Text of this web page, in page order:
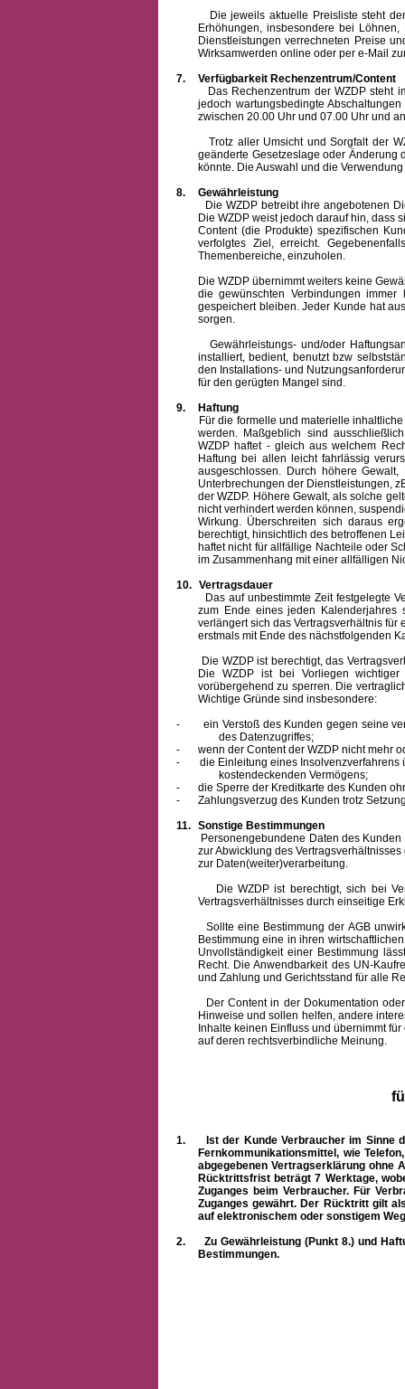
Die jeweils aktuelle Preisliste steht dem
Erhöhungen, insbesondere bei
Dienstleistungen verrechneten Preise
Wirksamwerden online oder per e-Mail
7.
Verfügbarkeit Rechenzentrum/Content
Das Rechenzentrum der WZDP steht im
jedoch wartungsbedingte
zwischen 20.00 Uhr und 07.00 Uhr und
Trotz aller Umsicht und Sorgfalt der
geänderte Gesetzeslage oder Änderung
könnte. Die Auswahl und die
8.
Gewährleistung
Die WZDP betreibt ihre angebotenen
Die WZDP weist jedoch darauf hin, dass
Content (die Produkte) spezifischen
verfolgtes Ziel, erreicht.
Themenbereiche, einzuholen.
Die WZDP übernimmt weiters keine
die gewünschten Verbindungen
gespeichert bleiben. Jeder Kunde hat
sorgen.
Gewährleistungs- und/oder
installiert, bedient, benutzt bzw
den Installations- und
für den gerügten Mangel sind.
9.
Haftung
Für die formelle und materielle
werden. Maßgeblich sind
WZDP haftet - gleich aus welchem
Haftung bei allen leicht fahrlässig
ausgeschlossen. Durch höhere
Unterbrechungen der Dienstleistungen,
der WZDP. Höhere Gewalt, als solche
nicht verhindert werden können,
Wirkung. Überschreiten sich daraus
berechtigt, hinsichtlich des betroffenen
haftet nicht für allfällige Nachteile oder
im Zusammenhang mit einer allfälligen
10. Vertragsdauer
Das auf unbestimmte Zeit festgelegte
zum Ende eines jeden Kalenderjahres
verlängert sich das Vertragsverhältnis
erstmals mit Ende des nächstfolgenden
Die WZDP ist berechtigt, das
Die WZDP ist bei Vorliegen
vorübergehend zu sperren. Die
Wichtige Gründe sind insbesondere:
-
ein Verstoß des Kunden gegen seine
des Datenzugriffes;
-
wenn der Content der WZDP nicht mehr
-
die Einleitung eines
kostendeckenden Vermögens;
-
die Sperre der Kreditkarte des Kunden
-
Zahlungsverzug des Kunden trotz
11. Sonstige Bestimmungen
Personengebundene Daten des Kunden
zur Abwicklung des
zur Daten(weiter)verarbeitung.
Die WZDP ist berechtigt, sich bei
Vertragsverhältnisses durch einseitige
Sollte eine Bestimmung der AGB
Bestimmung eine in ihren
Unvollständigkeit einer Bestimmung
Recht. Die Anwendbarkeit des UN-
und Zahlung und Gerichtsstand für alle
Der Content in der Dokumentation oder
Hinweise und sollen helfen, andere
Inhalte keinen Einfluss und übernimmt
auf deren rechtsverbindliche Meinung.
1.
Ist der Kunde Verbraucher im Sinne
Fernkommunikationsmittel, wie
abgegebenen Vertragserklärung ohne
Rücktrittsfrist beträgt 7 Werktage,
Zuganges beim Verbraucher. Für
Zuganges gewährt. Der Rücktritt gilt
auf elektronischem oder sonstigem
2.
Zu Gewährleistung (Punkt 8.) und
Bestimmungen.